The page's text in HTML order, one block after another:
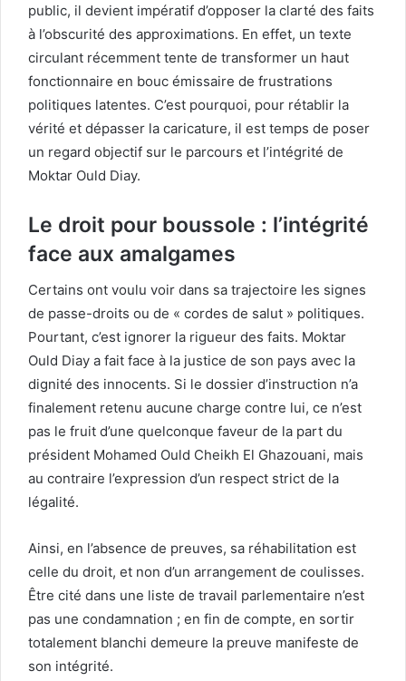
public, il devient impératif d’opposer la clarté des faits
à l’obscurité des approximations. En effet, un texte
circulant récemment tente de transformer un haut
fonctionnaire en bouc émissaire de frustrations
politiques latentes. C’est pourquoi, pour rétablir la
vérité et dépasser la caricature, il est temps de poser
un regard objectif sur le parcours et l’intégrité de
Moktar Ould Diay.
Le droit pour boussole : l’intégrité
face aux amalgames
Certains ont voulu voir dans sa trajectoire les signes
de passe-droits ou de « cordes de salut » politiques.
Pourtant, c’est ignorer la rigueur des faits. Moktar
Ould Diay a fait face à la justice de son pays avec la
dignité des innocents. Si le dossier d’instruction n’a
finalement retenu aucune charge contre lui, ce n’est
pas le fruit d’une quelconque faveur de la part du
président Mohamed Ould Cheikh El Ghazouani, mais
au contraire l’expression d’un respect strict de la
légalité.
Ainsi, en l’absence de preuves, sa réhabilitation est
celle du droit, et non d’un arrangement de coulisses.
Être cité dans une liste de travail parlementaire n’est
pas une condamnation ; en fin de compte, en sortir
totalement blanchi demeure la preuve manifeste de
son intégrité.